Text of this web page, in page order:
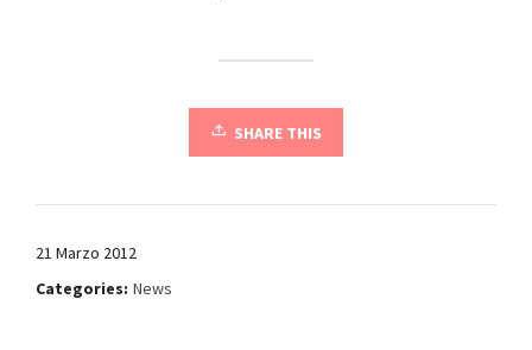
SHARE THIS
21 Marzo 2012
Categories: News